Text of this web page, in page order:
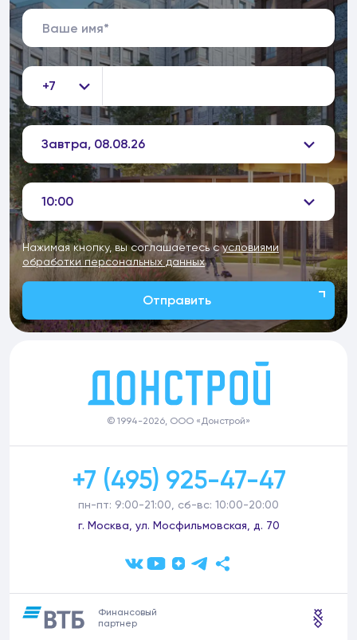
+7
Завтра, 08.08.26
10:00
Нажимая кнопку, вы соглашаетесь сусловиями
обработки персональных данных
Отправить
© 1994-2026, ООО «Донстрой»
+7 (495) 925-47-47
пн-пт: 9:00-21:00, сб-вс: 10:00-20:00
г. Москва, ул. Мосфильмовская, д. 70
Финансовый
партнер